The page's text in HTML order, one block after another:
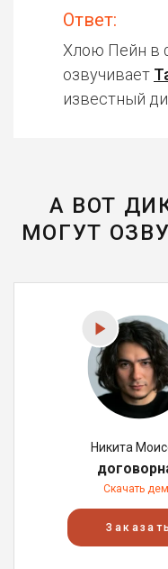
Ответ:
Хлою Пейн в
озвучивает
известный
А ВОТ
МОГУТ
Никита
Скачать
Заказать